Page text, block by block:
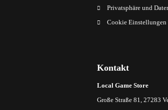
Privatsphäre und
Cookie Einstellungen
Kontakt
Local Game Store
Große Straße 81, 27283